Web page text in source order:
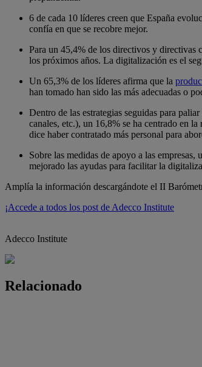
6 de cada 10 líderes creen que España
confía en que se recobre mejor.
Para un 45,4% de los directivos y directivas
los próximos años. La digitalización es el
Un 65,3% de los líderes afirma que la
han tomado han sido las más adecuadas o
Dentro de las estrategias seguidas para
canales, etc.), un 16,8% se ha centrado en
dice haber contratado más personal para
Sobre las medidas de apoyo a las
mejorado las ayudas para facilitar la
Amplía la información descargándote el II
¡Accede a todos los post de Adecco Institute
Adecco Institute
Relacionado